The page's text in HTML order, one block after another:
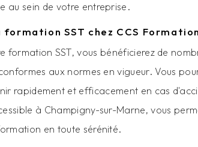
au sein de votre entreprise.
formation SST chez CCS Formation
formation SST, vous bénéficierez de
aux normes en vigueur. Vous
rapidement et efficacement en cas
à Champigny-sur-Marne, vous
en toute sérénité.